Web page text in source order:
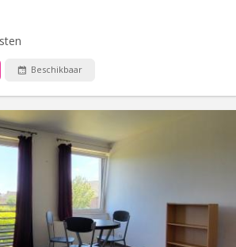
Beschikbaar
à 20 minutes, en voiture, de Louvain
à louer. Lumineux. Idéal pour personne
e-Composé d'une pièce de vie avec cuisine
(frigo et partie congélateur, four, 4 taques
lave-vaisselle) , une salle de bain...